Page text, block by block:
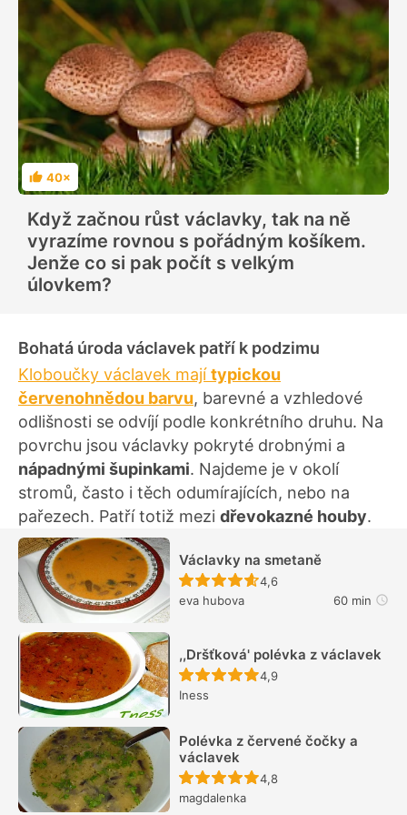
H
o
n
o
c
e
n
40×
Když začnou růst václavky, tak na ně
vyrazíme rovnou s pořádným košíkem.
Jenže co si pak počít s velkým
úlovkem?
Bohatá úroda václavek patří k podzimu
Kloboučky václavek majítypickou
červenohnědou barvu, barevné a vzhledové
odlišnosti se odvíjí podle konkrétního druhu. Na
povrchu jsou václavky pokryté drobnými a
nápadnými šupinkami. Najdeme je v okolí
stromů, často i těch odumírajících, nebo na
pařezech. Patří totiž mezi dřevokazné houby.
Václavky na smetaně
Recept ještě nebyl
4,6
eva hubova
60 min
,,Dršťková' polévka z václavek
Recept ještě nebyl
4,9
Iness
Polévka z červené čočky a
václavek
Recept ještě nebyl
4,8
magdalenka